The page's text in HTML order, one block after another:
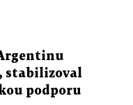
stabilizoval
podporu